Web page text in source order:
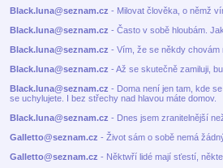
Black.luna@seznam.cz - Milovat člověka, o němž
Black.luna@seznam.cz - Často v sobě hloubám.
Black.luna@seznam.cz - Vím, že se někdy chovám
Black.luna@seznam.cz - Až se skutečně zamiluji,
Black.luna@seznam.cz - Doma není jen tam, kde
se uchylujete. I bez střechy nad hlavou máte domov.
Black.luna@seznam.cz - Dnes jsem zranitelnější
Galletto@seznam.cz - Život sám o sobě nemá
Galletto@seznam.cz - Něktwří lidé mají sťestí,